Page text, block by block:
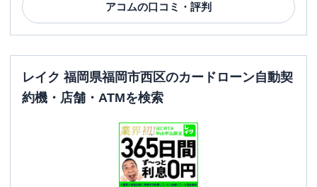
アコムの口コミ・評判
レイク 福岡県福岡市西区のカードローン自動契
約機・店舗・ATMを検索